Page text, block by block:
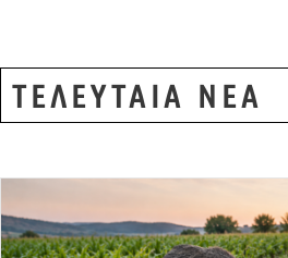
ΤΕΛΕΥΤΑΙΑ ΝΕΑ